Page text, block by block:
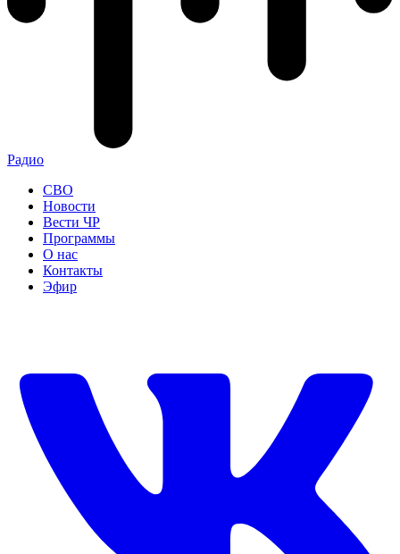
Радио
СВО
Новости
Вести ЧР
Программы
О нас
Контакты
Эфир